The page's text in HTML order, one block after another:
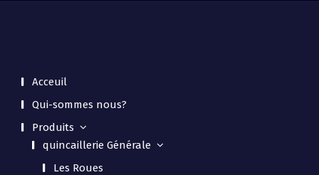
Acceuil
Qui-sommes nous?
Produits
quincaillerie Générale
Les Roues